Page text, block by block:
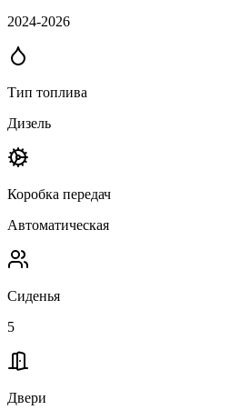
2024-2026
Тип топлива
Дизель
Коробка передач
Автоматическая
Сиденья
5
Двери